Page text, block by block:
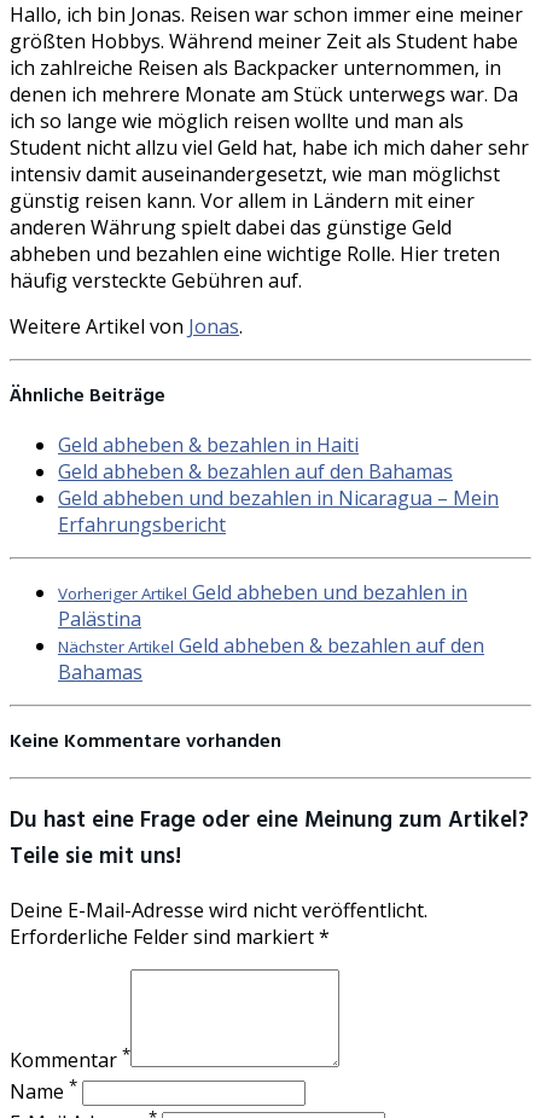
Hallo, ich bin Jonas. Reisen war schon immer eine meiner
größten Hobbys. Während meiner Zeit als Student habe
ich zahlreiche Reisen als Backpacker unternommen, in
denen ich mehrere Monate am Stück unterwegs war. Da
ich so lange wie möglich reisen wollte und man als
Student nicht allzu viel Geld hat, habe ich mich daher sehr
intensiv damit auseinandergesetzt, wie man möglichst
günstig reisen kann. Vor allem in Ländern mit einer
anderen Währung spielt dabei das günstige Geld
abheben und bezahlen eine wichtige Rolle. Hier treten
häufig versteckte Gebühren auf.
Weitere Artikel von Jonas.
Ähnliche Beiträge
Geld abheben & bezahlen in Haiti
Geld abheben & bezahlen auf den Bahamas
Geld abheben und bezahlen in Nicaragua – Mein
Erfahrungsbericht
Vorheriger Artikel Geld abheben und bezahlen in
Palästina
Nächster Artikel Geld abheben & bezahlen auf den
Bahamas
Keine Kommentare vorhanden
Du hast eine Frage oder eine Meinung zum Artikel?
Teile sie mit uns!
Deine E-Mail-Adresse wird nicht veröffentlicht.
Erforderliche Felder sind markiert *
Kommentar *
Name *